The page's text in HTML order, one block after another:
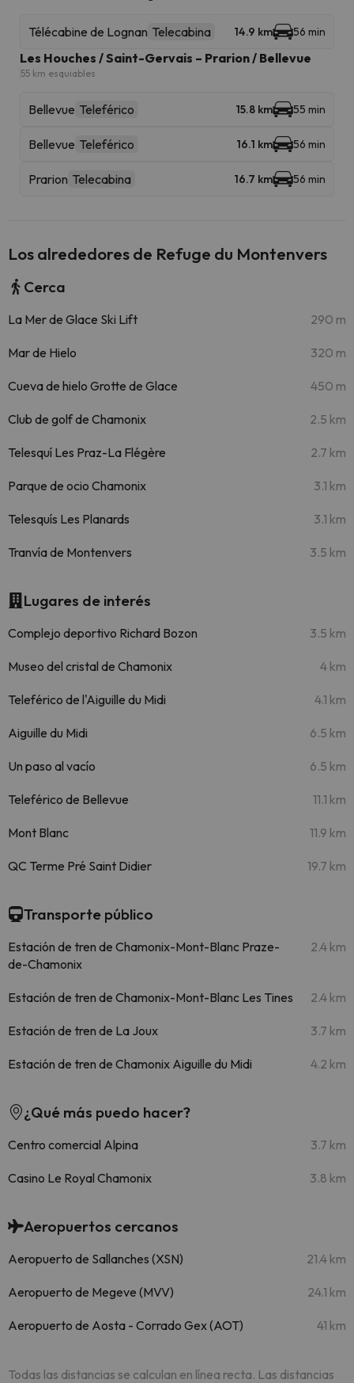
Télécabine de Lognan Telecabina 14.9 km 56 min
Les Houches / Saint-Gervais – Prarion / Bellevue
55 km esquiables
Bellevue Teleférico 15.8 km 55 min
Bellevue Teleférico 16.1 km 56 min
Prarion Telecabina 16.7 km 56 min
Los alrededores de Refuge du Montenvers
Cerca
La Mer de Glace Ski Lift 290 m
Mar de Hielo 320 m
Cueva de hielo Grotte de Glace 450 m
Club de golf de Chamonix 2.5 km
Telesquí Les Praz-La Flégère 2.7 km
Parque de ocio Chamonix 3.1 km
Telesquís Les Planards 3.1 km
Tranvía de Montenvers 3.5 km
Lugares de interés
Complejo deportivo Richard Bozon 3.5 km
Museo del cristal de Chamonix 4 km
Teleférico de l'Aiguille du Midi 4.1 km
Aiguille du Midi 6.5 km
Un paso al vacío 6.5 km
Teleférico de Bellevue 11.1 km
Mont Blanc 11.9 km
QC Terme Pré Saint Didier 19.7 km
Transporte público
Estación de tren de Chamonix-Mont-Blanc Praze-
de-Chamonix
2.4 km
Estación de tren de Chamonix-Mont-Blanc Les Tines 2.4 km
Estación de tren de La Joux 3.7 km
Estación de tren de Chamonix Aiguille du Midi 4.2 km
¿Qué más puedo hacer?
Centro comercial Alpina 3.7 km
Casino Le Royal Chamonix 3.8 km
Aeropuertos cercanos
Aeropuerto de Sallanches (XSN) 21.4 km
Aeropuerto de Megeve (MVV) 24.1 km
Aeropuerto de Aosta - Corrado Gex (AOT) 41 km
Todas las distancias se calculan en línea recta. Las distancias